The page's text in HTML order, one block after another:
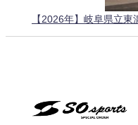
【2026年】岐阜県立